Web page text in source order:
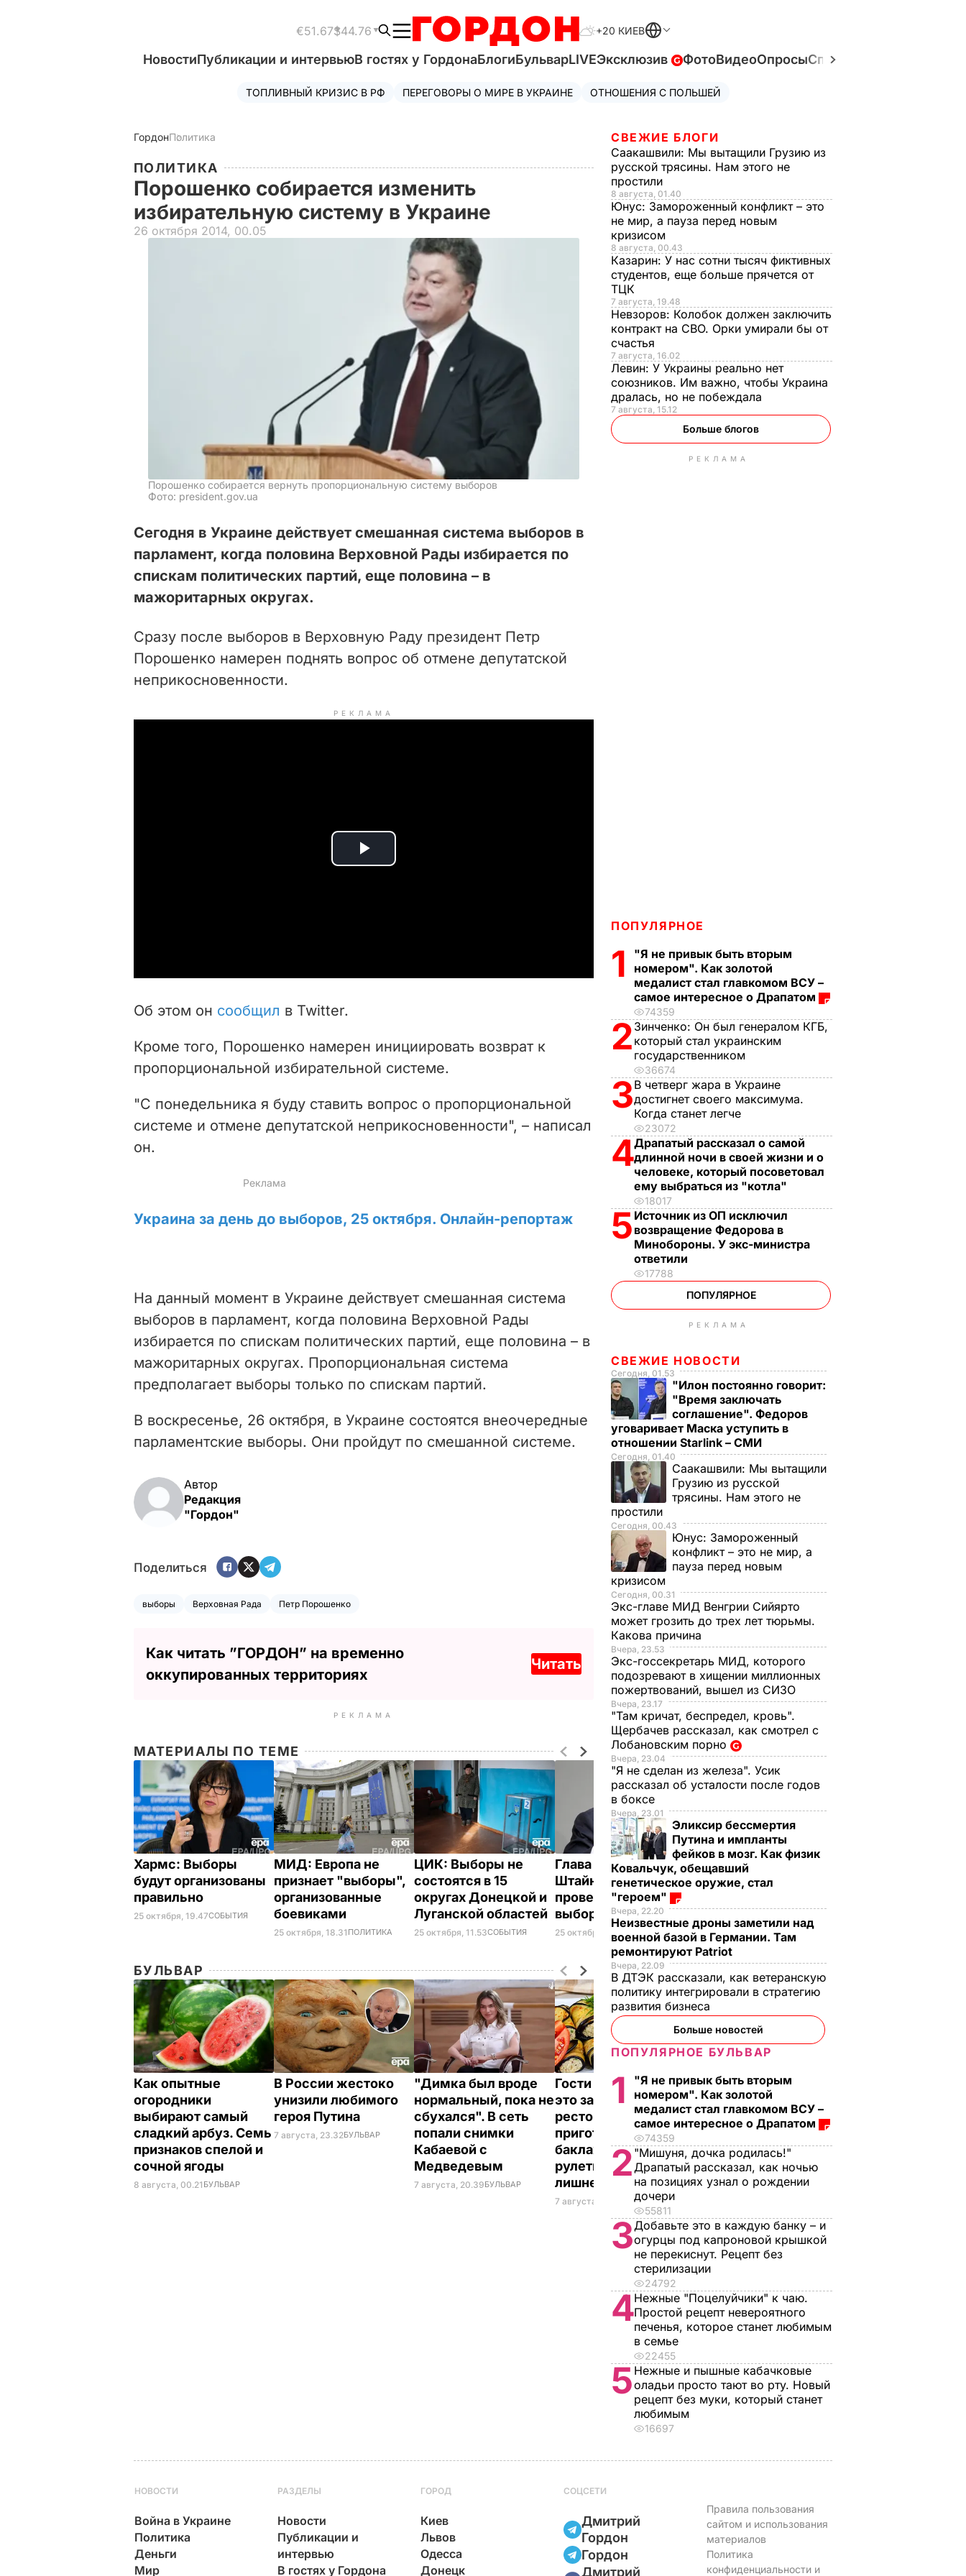
€51.67$44.76 +20 КИЕВ
НовостиПубликации и интервьюВ гостях у ГордонаБлогиБульварLIVEЭксклюзив ФотоВидеоОпросыСпецпроекты
ТОПЛИВНЫЙ КРИЗИС В РФ ПЕРЕГОВОРЫ О МИРЕ В УКРАИНЕ ОТНОШЕНИЯ С ПОЛЬШЕЙ
ГордонПолитика
ПОЛИТИКА
Порошенко собирается изменить
избирательную систему в Украине
26 октября 2014, 00.05
Порошенко собирается вернуть пропорциональную систему выборов
Фото: president.gov.ua
Сегодня в Украине действует смешанная система выборов в
парламент, когда половина Верховной Рады избирается по
спискам политических партий, еще половина – в
мажоритарных округах.
Сразу после выборов в Верховную Раду президент Петр
Порошенко намерен поднять вопрос об отмене депутатской
неприкосновенности.
РЕКЛАМА
P
d
o
Об этом он сообщил в Twitter.
Кроме того, Порошенко намерен инициировать возврат к
пропорциональной избирательной системе.
"С понедельника я буду ставить вопрос о пропорциональной
системе и отмене депутатской неприкосновенности", – написал
он.
Украина за день до выборов, 25 октября. Онлайн-репортаж
На данный момент в Украине действует смешанная система
выборов в парламент, когда половина Верховной Рады
избирается по спискам политических партий, еще половина – в
мажоритарных округах. Пропорциональная система
предполагает выборы только по спискам партий.
В воскресенье, 26 октября, в Украине состоятся внеочередные
парламентские выборы. Они пройдут по смешанной системе.
Автор
Редакция
"Гордон"
Поделиться
выборы Верховная Рада Петр Порошенко
Как читать ”ГОРДОН” на временно
оккупированных территориях
Читать
РЕКЛАМА
МАТЕРИАЛЫ ПО ТЕМЕ
Хармс: Выборы
будут организованы
правильно
25 октября, 19.47СОБЫТИЯ
МИД: Европа не
признает "выборы",
организованные
боевиками
25 октября, 18.31 ПОЛИТИКА
ЦИК: Выборы не
состоятся в 15
округах Донецкой и
Луганской областей
25 октября, 11.53СОБЫТИЯ
Глава МИД Германии
Штайнмайер призвал
провести честные
выборы в Украине
25 октября, 10.35
Петренко: Там, где
нельзя провести
довыборы
24 октября, 21.58 СОБЫТИЯ
БУЛЬВАР
Как опытные
огородники
выбирают самый
сладкий арбуз. Семь
признаков спелой и
сочной ягоды
8 августа, 00.21 БУЛЬВАР
В России жестоко
унизили любимого
героя Путина
7 августа, 23.32БУЛЬВАР
"Димка был вроде
нормальный, пока не
сбухался". В сеть
попали снимки
Кабаевой с
Медведевым
7 августа, 20.39БУЛЬВАР
Гости думают, что
это закуска из
ресторана. Как
приготовить нежные
баклажанные
рулетики без
лишнего жира
7 августа, 20.17 БУЛЬВАР
"Ничего навязывать
не буду". Драпатый
рассказал, какую
профессию выбрал
его сын
7 августа, 19.44БУЛЬВАР
СВЕЖИЕ БЛОГИ
Саакашвили: Мы вытащили Грузию из
русской трясины. Нам этого не
простили
8 августа, 01.40
Юнус: Замороженный конфликт – это
не мир, а пауза перед новым
кризисом
8 августа, 00.43
Казарин: У нас сотни тысяч фиктивных
студентов, еще больше прячется от
ТЦК
7 августа, 19.48
Невзоров: Колобок должен заключить
контракт на СВО. Орки умирали бы от
счастья
7 августа, 16.02
Левин: У Украины реально нет
союзников. Им важно, чтобы Украина
дралась, но не побеждала
7 августа, 15.12
Больше блогов
РЕКЛАМА
ПОПУЛЯРНОЕ
1
"Я не привык быть вторым
номером". Как золотой
медалист стал главкомом ВСУ –
самое интересное о Драпатом
74359
2 Зинченко: Он был генералом КГБ,
который стал украинским
государственником
36674
3В четверг жара в Украине
достигнет своего максимума.
Когда станет легче
23072
4Драпатый рассказал о самой
длинной ночи в своей жизни и о
человеке, который посоветовал
ему выбраться из "котла"
18017
5 Источник из ОП исключил
возвращение Федорова в
Минобороны. У экс-министра
ответили
17788
ПОПУЛЯРНОЕ
РЕКЛАМА
СВЕЖИЕ НОВОСТИ
Сегодня, 01.53
"Илон постоянно говорит:
"Время заключать
соглашение". Федоров
уговаривает Маска уступить в
отношении Starlink – СМИ
Сегодня, 01.40
Саакашвили: Мы вытащили
Грузию из русской
трясины. Нам этого не
простили
Сегодня, 00.43
Юнус: Замороженный
конфликт – это не мир, а
пауза перед новым
кризисом
Сегодня, 00.31
Экс-главе МИД Венгрии Сийярто
может грозить до трех лет тюрьмы.
Какова причина
Вчера, 23.53
Экс-госсекретарь МИД, которого
подозревают в хищении миллионных
пожертвований, вышел из СИЗО
Вчера, 23.17
"Там кричат, беспредел, кровь".
Щербачев рассказал, как смотрел с
Лобановским порно
Вчера, 23.04
"Я не сделан из железа". Усик
рассказал об усталости после годов
в боксе
Вчера, 23.01
Эликсир бессмертия
Путина и импланты
фейков в мозг. Как физик
Ковальчук, обещавший
генетическое оружие, стал
"героем"
Вчера, 22.20
Неизвестные дроны заметили над
военной базой в Германии. Там
ремонтируют Patriot
Вчера, 22.09
В ДТЭК рассказали, как ветеранскую
политику интегрировали в стратегию
развития бизнеса
Больше новостей
ПОПУЛЯРНОЕ БУЛЬВАР
1
"Я не привык быть вторым
номером". Как золотой
медалист стал главкомом ВСУ –
самое интересное о Драпатом
74359
2 "Мишуня, дочка родилась!"
Драпатый рассказал, как ночью
на позициях узнал о рождении
дочери
55811
3Добавьте это в каждую банку – и
огурцы под капроновой крышкой
не перекиснут. Рецепт без
стерилизации
24792
4Нежные "Поцелуйчики" к чаю.
Простой рецепт невероятного
печенья, которое станет любимым
в семье
22455
5 Нежные и пышные кабачковые
оладьи просто тают во рту. Новый
рецепт без муки, который станет
любимым
16697
НОВОСТИ
Война в Украине
Политика
Деньги
Мир
РАЗДЕЛЫ
Новости
Публикации и
интервью
В гостях у Гордона
ГОРОД
Киев
Львов
Одесса
Донецк
СОЦСЕТИ
Дмитрий
Гордон
Гордон
Дмитрий
Правила пользования
сайтом и использования
материалов
Политика
конфиденциальности и